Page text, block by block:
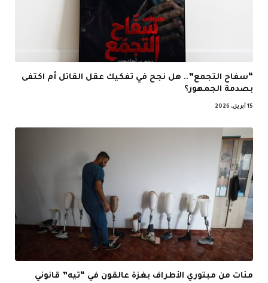
“سفاح التجمع”.. هل نجح في تفكيك عقل القاتل أم اكتفى
بصدمة الجمهور؟
15 أبريل، 2026
مئات من مبتوري الأطراف بغزة عالقون في “تيه” قانوني